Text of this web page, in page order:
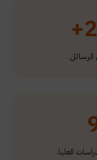
العليا.